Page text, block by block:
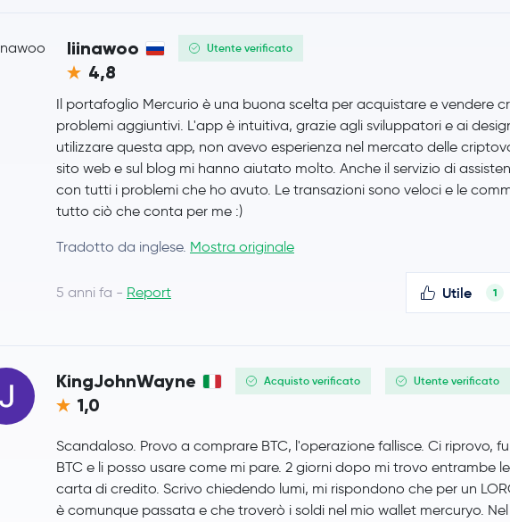
Sui SUI
Polkadot DOT
Avalanche AVAX
Uniswap UNI
Algorand
KaspaKAS
Jupiter Exchange TokenJUP
liinawoo Utente verificato
4,8
Il portafoglio Mercurio è una buona scelta per acquistare e vendere
problemi aggiuntivi. L'app è intuitiva, grazie agli sviluppatori e ai
utilizzare questa app, non avevo esperienza nel mercato delle
sito web e sul blog mi hanno aiutato molto. Anche il servizio di
con tutti i problemi che ho avuto. Le transazioni sono veloci e le
tutto ciò che conta per me :)
Tradotto da inglese. Mostra originale
5 anni fa - Report Utile 1
KingJohnWayne Acquisto verificato Utente verificato
1,0
Scandaloso. Provo a comprare BTC, l'operazione fallisce. Ci riprovo,
BTC e li posso usare come mi pare. 2 giorni dopo mi trovo entrambe
carta di credito. Scrivo chiedendo lumi, mi rispondono che per un
è comunque passata e che troverò i soldi nel mio wallet mercuryo.